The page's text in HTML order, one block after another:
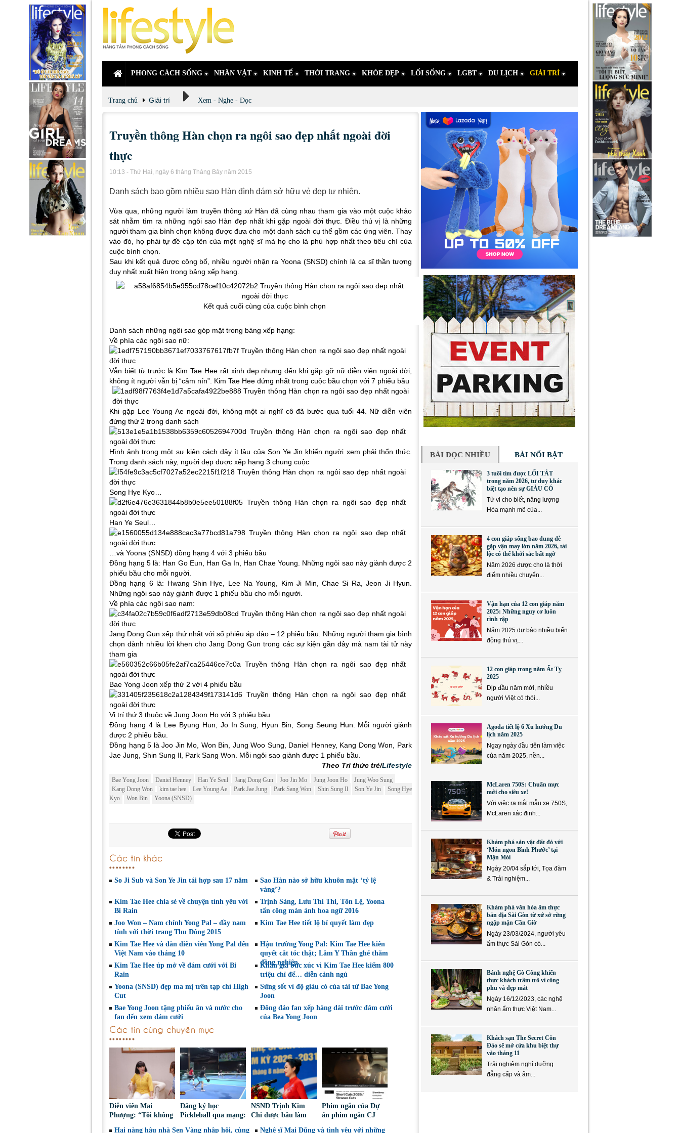
PHONG CÁCH SỐNG NHÂN VẬT KINH TẾ THỜI TRANG KHỎE ĐẸP LỐI SỐNG LGBT DU LỊCH GIẢI TRÍ
Trang chủ Giải trí Xem - Nghe - Đọc
Truyền thông Hàn chọn ra ngôi sao đẹp nhất ngoài đời
thực
10:13 - Thứ Hai, ngày 6 tháng Tháng Bảy năm 2015
Danh sách bao gồm nhiều sao Hàn đình đám sở hữu vẻ đẹp tự nhiên.
Vừa qua, những người làm truyền thông xứ Hàn đã cùng nhau tham gia vào một cuộc khảo
sát nhằm tìm ra những ngôi sao Hàn đẹp nhất khi gặp ngoài đời thực. Điều thú vị là những
người tham gia bình chọn không được đưa cho một danh sách cụ thể gồm các ứng viên. Thay
vào đó, họ phải tự đề cập tên của một nghệ sĩ mà họ cho là phù hợp nhất theo tiêu chí của
cuộc bình chọn.
Sau khi kết quả được công bố, nhiều người nhận ra Yoona (SNSD) chính là ca sĩ thần tượng
duy nhất xuất hiện trong bảng xếp hạng.
Kết quả cuối cùng của cuộc bình chọn
Danh sách những ngôi sao góp mặt trong bảng xếp hạng:
Về phía các ngôi sao nữ:
Vẫn biết từ trước là Kim Tae Hee rất xinh đẹp nhưng đến khi gặp gỡ nữ diễn viên ngoài đời,
không ít người vẫn bị “câm nín”. Kim Tae Hee đứng nhất trong cuộc bầu chọn với 7 phiếu bầu
Khi gặp Lee Young Ae ngoài đời, không một ai nghĩ cô đã bước qua tuổi 44. Nữ diễn viên
đứng thứ 2 trong danh sách
Hình ảnh trong một sự kiện cách đây ít lâu của Son Ye Jin khiến người xem phải thổn thức.
Trong danh sách này, người đẹp được xếp hạng 3 chung cuộc
Song Hye Kyo…
Han Ye Seul…
…và Yoona (SNSD) đồng hạng 4 với 3 phiếu bầu
Đồng hạng 5 là: Han Go Eun, Han Ga In, Han Chae Young. Những ngôi sao này giành được 2
phiếu bầu cho mỗi người.
Đồng hạng 6 là: Hwang Shin Hye, Lee Na Young, Kim Ji Min, Chae Si Ra, Jeon Ji Hyun.
Những ngôi sao này giành được 1 phiếu bầu cho mỗi người.
Về phía các ngôi sao nam:
Jang Dong Gun xếp thứ nhất với số phiếu áp đảo – 12 phiếu bầu. Những người tham gia bình
chọn dành nhiều lời khen cho Jang Dong Gun trong các sự kiện gần đây mà nam tài tử này
tham gia
Bae Yong Joon xếp thứ 2 với 4 phiếu bầu
Vị trí thứ 3 thuộc về Jung Joon Ho với 3 phiếu bầu
Đồng hạng 4 là Lee Byung Hun, Jo In Sung, Hyun Bin, Song Seung Hun. Mỗi người giành
được 2 phiếu bầu.
Đồng hạng 5 là Joo Jin Mo, Won Bin, Jung Woo Sung, Daniel Henney, Kang Dong Won, Park
Jae Jung, Shin Sung Il, Park Sang Won. Mỗi ngôi sao giành được 1 phiếu bầu.
Theo Trí thức trẻ/Lifestyle
Bae Yong Joon Daniel Henney Han Ye Seul Jang Dong Gun Joo Jin Mo Jung Joon Ho
Jung Woo Sung
Kang Dong Won
kim tae hee Lee Young Ae Park Jae Jung Park Sang Won Shin Sung Il Son Ye Jin
Song Hye
Kyo
Won Bin Yoona (SNSD)
Các tin khác
So Ji Sub và Son Ye Jin tái hợp sau 17 năm
Sao Hàn nào sở hữu khuôn mặt ‘tỷ lệ
vàng’?
Kim Tae Hee chia sẻ về chuyện tình yêu với
Bi Rain
Trịnh Sảng, Lưu Thi Thi, Tôn Lệ, Yoona
tấn công màn ảnh hoa ngữ 2016
Joo Won – Nam chính Yong Pal – đầy nam
tính với thời trang Thu Đông 2015
Kim Tae Hee tiết lộ bí quyết làm đẹp
Kim Tae Hee và dàn diễn viên Yong Pal đến
Việt Nam vào tháng 10
Hậu trường Yong Pal: Kim Tae Hee kiên
quyết cắt tóc thật; Lâm Y Thần ghé thăm
đồng nghiệp
Kim Tae Hee úp mở về đám cưới với Bi
Rain
Khán giả bức xúc vì Kim Tae Hee kiếm 800
triệu chỉ để… diễn cảnh ngủ
Yoona (SNSD) đẹp ma mị trên tạp chí High
Cut
Sửng sốt vì độ giàu có của tài tử Bae Yong
Joon
Bae Yong Joon tặng phiếu ăn và nước cho
fan đến xem đám cưới
Đông đảo fan xếp hàng dài trước đám cưới
của Bea Yong Joon
Các tin cùng chuyên mục
Diễn viên Mai
Phượng: “Tôi không
Đăng ký học
Pickleball qua mạng:
NSND Trịnh Kim
Chi được bầu làm
Phim ngắn của Dự
án phim ngắn CJ
Hai nàng hậu nhà Sen Vàng nhập hội, cùng
Nghệ sĩ Mai Dũng và tình yêu với những
BÀI ĐỌC NHIỀU BÀI NỔI BẬT
3 tuổi tìm được LỐI TẮT
trong năm 2026, tư duy khác
biệt tạo nên sự GIÀU CÓ
Tử vi cho biết, năng lượng
Hỏa mạnh mẽ của...
4 con giáp sống bao dung dễ
gặp vận may lớn năm 2026, tài
lộc có thể khởi sắc bất ngờ
Năm 2026 được cho là thời
điểm nhiều chuyển...
Vận hạn của 12 con giáp năm
2025: Những nguy cơ luôn
rình rập
Năm 2025 dự báo nhiều biến
động thú vị,...
12 con giáp trong năm Ất Tỵ
2025
Dịp đầu năm mới, nhiều
người Việt có thói...
Agoda tiết lộ 6 Xu hướng Du
lịch năm 2025
Ngay ngày đầu tiên làm việc
của năm 2025, nền...
McLaren 750S: Chuẩn mực
mới cho siêu xe!
Với việc ra mắt mẫu xe 750S,
McLaren xác định...
Khám phá sản vật đất đỏ với
‘Món ngon Bình Phước’ tại
Mặn Mòi
Ngày 20/04 sắp tới, Tọa đàm
& Trải nghiệm...
Khám phá văn hóa ẩm thực
bản địa Sài Gòn từ xứ sở rừng
ngập mặn Cần Giờ
Ngày 23/03/2024, người yêu
ẩm thực Sài Gòn có...
Bánh nghệ Gò Công khiến
thực khách trầm trồ vì công
phu và đẹp mắt
Ngày 16/12/2023, các nghệ
nhân ẩm thực Việt Nam...
Khách sạn The Secret Côn
Đảo sẽ mở cửa khu biệt thự
vào tháng 11
Trải nghiệm nghỉ dưỡng
đẳng cấp và ẩm...